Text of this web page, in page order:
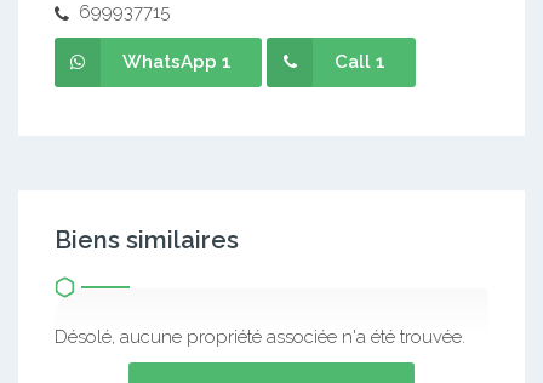
699937715
WhatsApp 1 Call 1
Biens similaires
Désolé, aucune propriété associée n'a été trouvée.